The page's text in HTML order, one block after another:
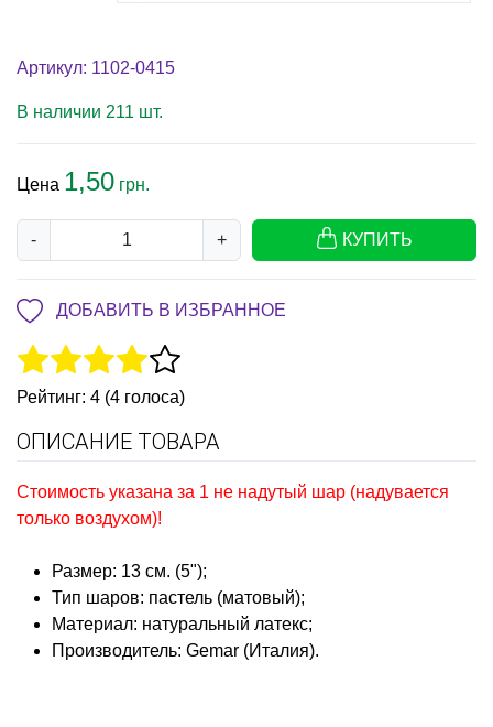
Артикул: 1102-0415
В наличии 211 шт.
Цена 1,50 грн.
- + КУПИТЬ
ДОБАВИТЬ В ИЗБРАННОЕ
Рейтинг: 4 (4 голоса)
ОПИСАНИЕ ТОВАРА
Стоимость указана за 1 не надутый шар (надувается
только воздухом)!
Размер: 13 см. (5");
Тип шаров: пастель (матовый);
Материал: натуральный латекс;
Производитель: Gemar (Италия).